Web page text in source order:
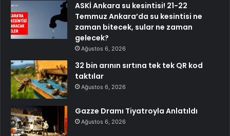
ASKİ Ankara su kesintisi! 21-22
Temmuz Ankara’da su kesintisi ne
zaman bitecek, sular ne zaman
gelecek?
Ağustos 6, 2026
32 bin arının sırtına tek tek QR kod
taktılar
Ağustos 6, 2026
Gazze Dramı Tiyatroyla Anlatıldı
Ağustos 6, 2026